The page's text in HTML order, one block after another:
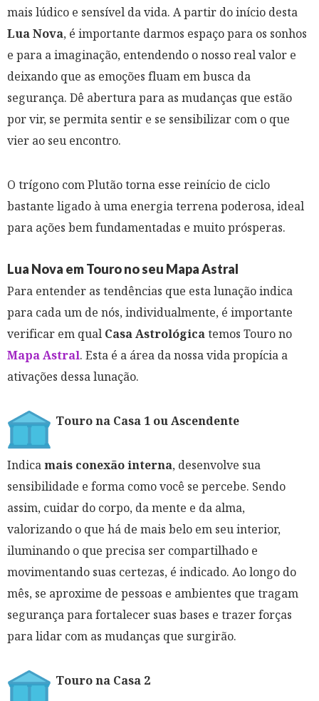
mais lúdico e sensível da vida. A partir do início desta
Lua Nova, é importante darmos espaço para os sonhos
e para a imaginação, entendendo o nosso real valor e
deixando que as emoções fluam em busca da
segurança. Dê abertura para as mudanças que estão
por vir, se permita sentir e se sensibilizar com o que
vier ao seu encontro.
O trígono com Plutão torna esse reinício de ciclo
bastante ligado à uma energia terrena poderosa, ideal
para ações bem fundamentadas e muito prósperas.
Lua Nova em Touro no seu Mapa Astral
Para entender as tendências que esta lunação indica
para cada um de nós, individualmente, é importante
verificar em qual Casa Astrológicatemos Touro no
Mapa Astral. Esta é a área da nossa vida propícia a
ativações dessa lunação.
Touro na Casa 1 ou Ascendente
Indicamais conexão interna, desenvolve sua
sensibilidade e forma como você se percebe. Sendo
assim, cuidar do corpo, da mente e da alma,
valorizando o que há de mais belo em seu interior,
iluminando o que precisa ser compartilhado e
movimentando suas certezas, é indicado. Ao longo do
mês, se aproxime de pessoas e ambientes que tragam
segurança para fortalecer suas bases e trazer forças
para lidar com as mudanças que surgirão.
Touro na Casa 2